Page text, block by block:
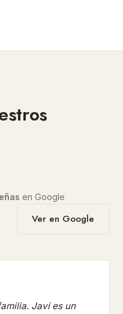
en Google
Ver en Google
Javi es un